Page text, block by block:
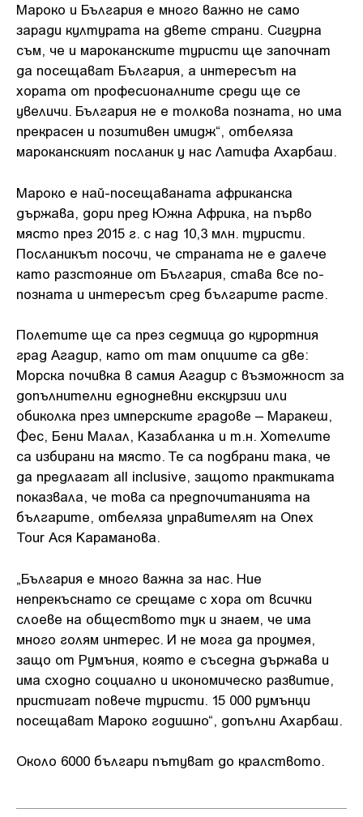
Мароко и България е много важно не само
заради културата на двете страни. Сигурна
съм, че и мароканските туристи ще започнат
да посещават България, а интересът на
хората от професионалните среди ще се
увеличи. България не е толкова позната, но има
прекрасен и позитивен имидж“, отбеляза
мароканският посланик у нас Латифа Ахарбаш.
Мароко е най-посещаваната африканска
държава, дори пред Южна Африка, на първо
място през 2015 г. с над 10,3 млн. туристи.
Посланикът посочи, че страната не е далече
като разстояние от България, става все по-
позната и интересът сред българите расте.
Полетите ще са през седмица до курортния
град Агадир, като от там опциите са две:
Морска почивка в самия Агадир с възможност за
допълнителни еднодневни екскурзии или
обиколка през имперските градове – Маракеш,
Фес, Бени Малал, Казабланка и т.н. Хотелите
са избирани на място. Те са подбрани така, че
да предлагат all inclusive, защото практиката
показвала, че това са предпочитанията на
българите, отбеляза управителят на Onex
Tour Ася Караманова.
„България е много важна за нас. Ние
непрекъснато се срещаме с хора от всички
слоеве на обществото тук и знаем, че има
много голям интерес. И не мога да проумея,
защо от Румъния, която е съседна държава и
има сходно социално и икономическо развитие,
пристигат повече туристи. 15 000 румънци
посещават Мароко годишно“, допълни Ахарбаш.
Около 6000 българи пътуват до кралството.